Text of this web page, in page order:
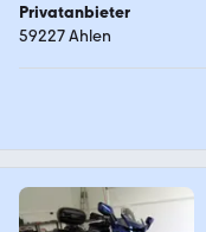
Privatanbieter
59227 Ahlen